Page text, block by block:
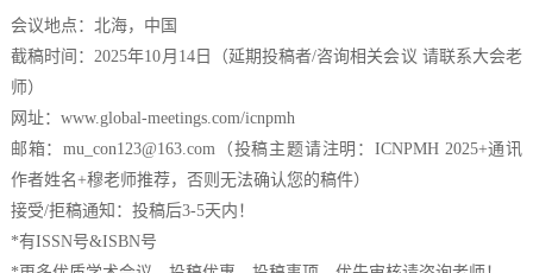
会议地点：北海，中国
截稿时间：2025年10月14日（延期投稿者/咨询相关会议 请联系大会老
师）
网址： www.global-meetings.com/icnpmh
邮箱：mu_con123@163.com（投稿主题请注明：ICNPMH 2025+通讯
作者姓名+穆老师推荐，否则无法确认您的稿件）
接受/拒稿通知：投稿后3-5天内！
*有ISSN号&ISBN号